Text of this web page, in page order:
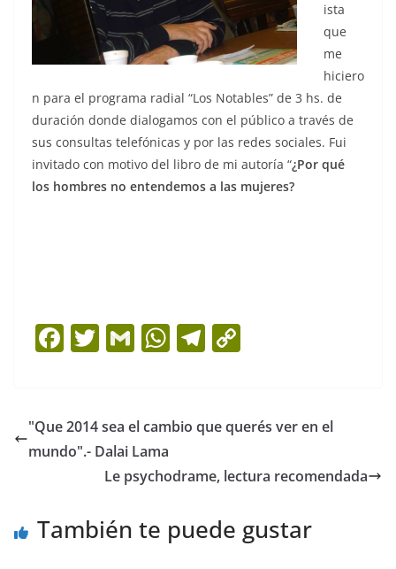
ista
que
me
hiciero
n para el programa radial “Los Notables” de 3 hs. de
duración donde dialogamos con el público a través de
sus consultas telefónicas y por las redes sociales. Fui
invitado con motivo del libro de mi autoría “¿Por qué
los hombres no entendemos a las mujeres?
F
e
b
k
T
er
G
l
W
s
p
T
gr
m
y
n
"Que 2014 sea el cambio que querés ver en el
mundo".- Dalai Lama
Le psychodrame, lectura recomendada
También te puede gustar